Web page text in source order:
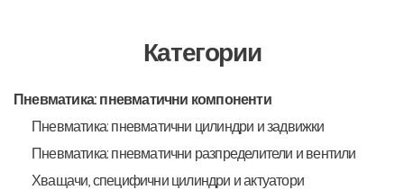
Категории
Пневматика: пневматични компоненти
Пневматика: пневматични цилиндри и задвижки
Пневматика: пневматични разпределители и вентили
Хващачи, специфични цилиндри и актуатори